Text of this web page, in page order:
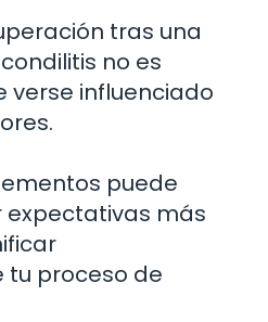
tras una
no es
verse influenciado
puede
más
proceso de